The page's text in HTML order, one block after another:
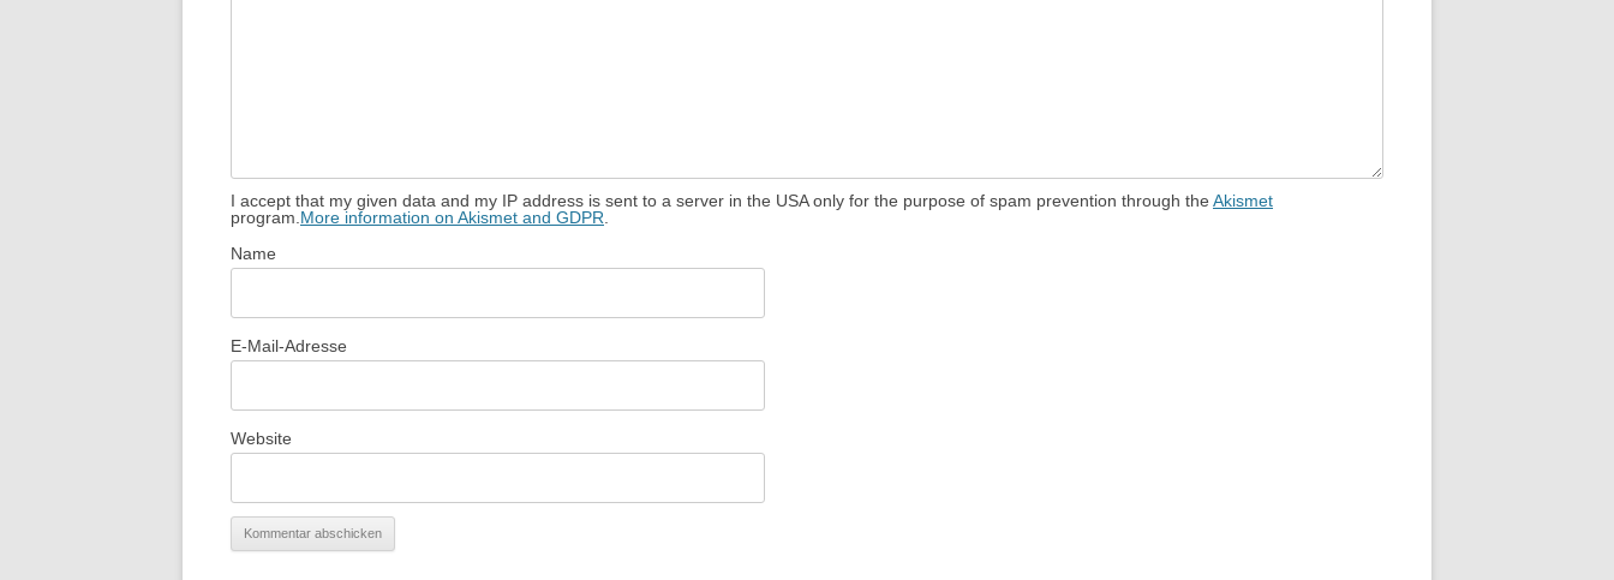
I accept that my given data and my IP address is sent to a server in the USA only for the purpose of spam prevention through the Akismet
program. More information on Akismet and GDPR
Name
E-Mail-Adresse
Website